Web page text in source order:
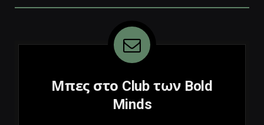
Μπες στο Club των Bold
Minds